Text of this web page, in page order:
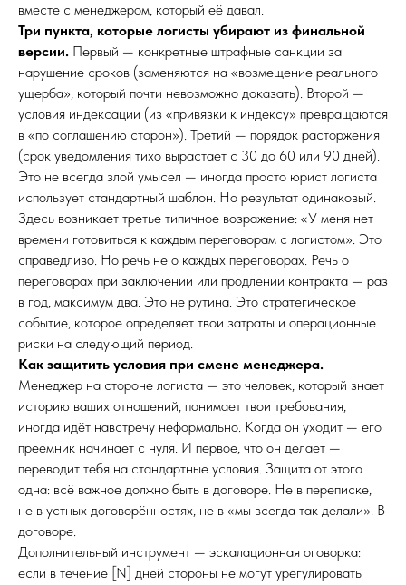
вместе с менеджером, который её давал.
Три пункта, которые логисты убирают из финальной
версии. Первый — конкретные штрафные санкции за
нарушение сроков (заменяются на «возмещение реального
ущерба», который почти невозможно доказать). Второй —
условия индексации (из «привязки к индексу» превращаются
в «по соглашению сторон»). Третий — порядок расторжения
(срок уведомления тихо вырастает с 30 до 60 или 90 дней).
Это не всегда злой умысел — иногда просто юрист логиста
использует стандартный шаблон. Но результат одинаковый.
Здесь возникает третье типичное возражение: «У меня нет
времени готовиться к каждым переговорам с логистом». Это
справедливо. Но речь не о каждых переговорах. Речь о
переговорах при заключении или продлении контракта — раз
в год, максимум два. Это не рутина. Это стратегическое
событие, которое определяет твои затраты и операционные
риски на следующий период.
Как защитить условия при смене менеджера.
Менеджер на стороне логиста — это человек, который знает
историю ваших отношений, понимает твои требования,
иногда идёт навстречу неформально. Когда он уходит — его
преемник начинает с нуля. И первое, что он делает —
переводит тебя на стандартные условия. Защита от этого
одна: всё важное должно быть в договоре. Не в переписке,
не в устных договорённостях, не в «мы всегда так делали». В
договоре.
Дополнительный инструмент — эскалационная оговорка:
если в течение [N] дней стороны не могут урегулировать